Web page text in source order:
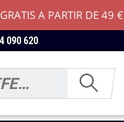
A PARTIR DE 49 €
090 620